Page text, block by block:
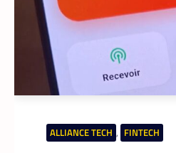
ALLIANCE TECH , FINTECH